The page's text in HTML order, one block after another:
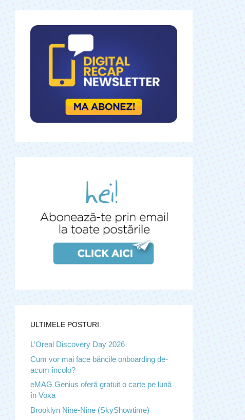
ULTIMELE POSTURI.
L’Oreal Discovery Day 2026
Cum vor mai face băncile onboarding de-
acum încolo?
eMAG Genius oferă gratuit o carte pe lună
în Voxa
Brooklyn Nine-Nine (SkyShowtime)